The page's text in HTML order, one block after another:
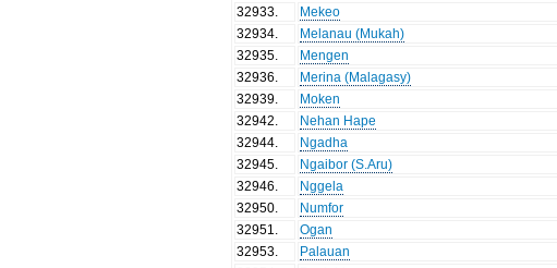
32933
Mekeo
32934
Melanau (Mukah)
32935
Mengen
32936
Merina (Malagasy)
32939
Moken
32942
Nehan Hape
32944
Ngadha
32945
Ngaibor (S.Aru)
32946
Nggela
32950
Numfor
32951
Ogan
32953
Palauan